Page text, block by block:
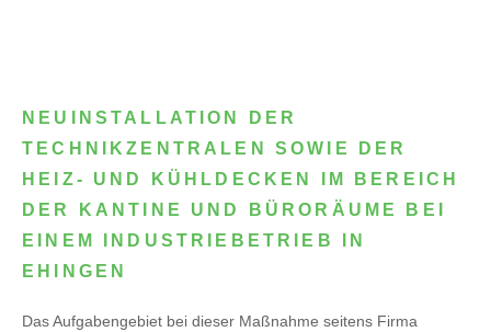
NEUINSTALLATION DER
TECHNIKZENTRALEN SOWIE DER
HEIZ- UND KÜHLDECKEN IM BEREICH
DER KANTINE UND BÜRORÄUME BEI
EINEM INDUSTRIEBETRIEB IN
EHINGEN
Das Aufgabengebiet bei dieser Maßnahme seitens Firma